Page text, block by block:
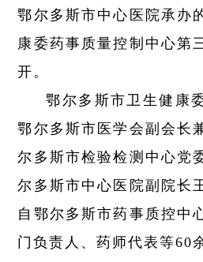
鄂尔多斯市中心医院承办
康委药事质量控制中心第
开。
鄂尔多斯市卫生健康
鄂尔多斯市医学会副会长
尔多斯市检验检测中心党
尔多斯市中心医院副院长
自鄂尔多斯市药事质控中
门负责人、药师代表等60